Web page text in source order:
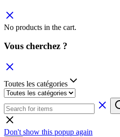
No products in the cart.
Vous cherchez ?
Toutes les catégories
Don't show this popup again